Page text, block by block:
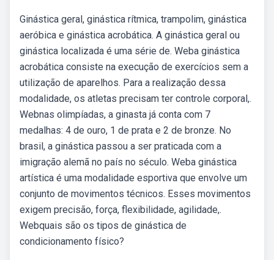
Ginástica geral, ginástica rítmica, trampolim, ginástica
aeróbica e ginástica acrobática. A ginástica geral ou
ginástica localizada é uma série de. Weba ginástica
acrobática consiste na execução de exercícios sem a
utilização de aparelhos. Para a realização dessa
modalidade, os atletas precisam ter controle corporal,.
Webnas olimpíadas, a ginasta já conta com 7
medalhas: 4 de ouro, 1 de prata e 2 de bronze. No
brasil, a ginástica passou a ser praticada com a
imigração alemã no país no século. Weba ginástica
artística é uma modalidade esportiva que envolve um
conjunto de movimentos técnicos. Esses movimentos
exigem precisão, força, flexibilidade, agilidade,.
Webquais são os tipos de ginástica de
condicionamento físico?